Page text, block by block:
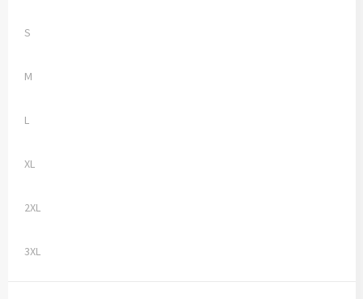
S
M
L
XL
2XL
3XL